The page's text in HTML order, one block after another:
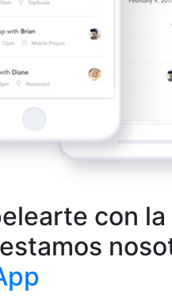
con